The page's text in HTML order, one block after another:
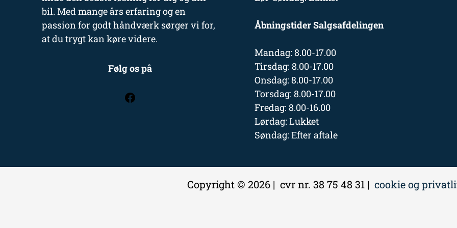
bil. Med mange års erfaring og en
passion for godt håndværk sørger vi for,
at du trygt kan køre videre.
Følg os på
Åbningstider Salgsafdelingen
Mandag: 8.00-17.00
Tirsdag: 8.00-17.00
Onsdag: 8.00-17.00
Torsdag: 8.00-17.00
Fredag: 8.00-16.00
Lørdag: Lukket
Søndag: Efter aftale
Copyright © 2026 | cvr nr. 38 75 48 31 | cookie og